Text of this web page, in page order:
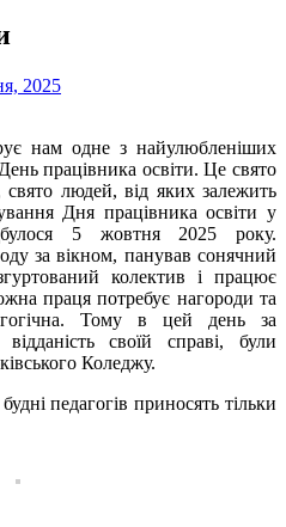
2025
одне з найулюбленіших
працівника освіти. Це свято
свято людей, від яких залежить
Дня працівника освіти у
5 жовтня 2025 року.
за вікном, панував сонячний
колектив і працює
праця потребує нагороди та
Тому в цей день за
своїй справі, були
Коледжу.
педагогів приносять тільки